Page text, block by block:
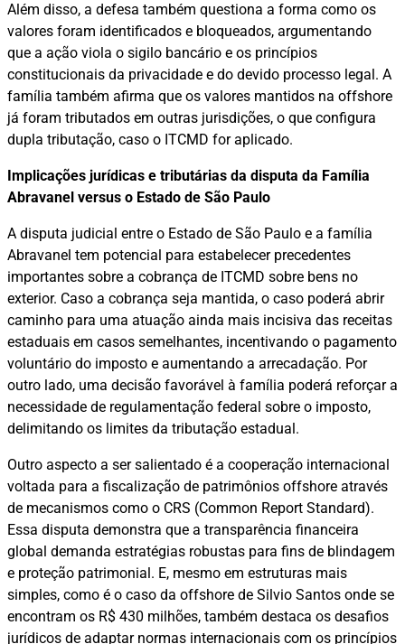
Além disso, a defesa também questiona a forma como os
valores foram identificados e bloqueados, argumentando
que a ação viola o sigilo bancário e os princípios
constitucionais da privacidade e do devido processo legal. A
família também afirma que os valores mantidos na offshore
já foram tributados em outras jurisdições, o que configura
dupla tributação, caso o ITCMD for aplicado.
Implicações jurídicas e tributárias da disputa da Família
Abravanel versus o Estado de São Paulo
A disputa judicial entre o Estado de São Paulo e a família
Abravanel tem potencial para estabelecer precedentes
importantes sobre a cobrança de ITCMD sobre bens no
exterior. Caso a cobrança seja mantida, o caso poderá abrir
caminho para uma atuação ainda mais incisiva das receitas
estaduais em casos semelhantes, incentivando o pagamento
voluntário do imposto e aumentando a arrecadação. Por
outro lado, uma decisão favorável à família poderá reforçar a
necessidade de regulamentação federal sobre o imposto,
delimitando os limites da tributação estadual.
Outro aspecto a ser salientado é a cooperação internacional
voltada para a fiscalização de patrimônios offshore através
de mecanismos como o CRS (Common Report Standard).
Essa disputa demonstra que a transparência financeira
global demanda estratégias robustas para fins de blindagem
e proteção patrimonial. E, mesmo em estruturas mais
simples, como é o caso da offshore de Silvio Santos onde se
encontram os R$ 430 milhões, também destaca os desafios
jurídicos de adaptar normas internacionais com os princípios